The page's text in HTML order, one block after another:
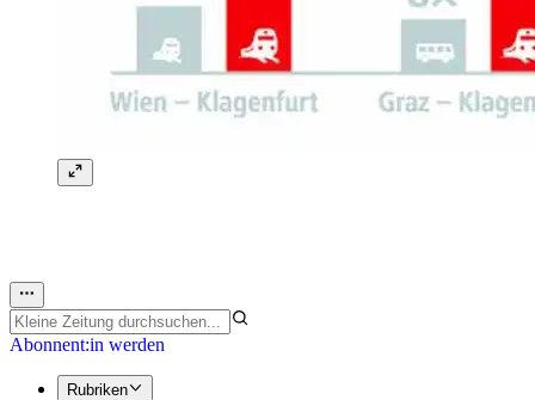
Abonnent:in werden
Rubriken